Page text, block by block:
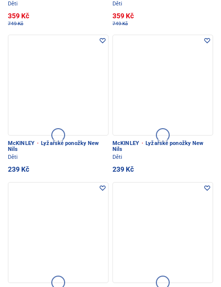
Děti
359 Kč
749 Kč
Děti
359 Kč
749 Kč
McKINLEY · Lyžařské ponožky New
Nils
Děti
239 Kč
McKINLEY · Lyžařské ponožky New
Nils
Děti
239 Kč